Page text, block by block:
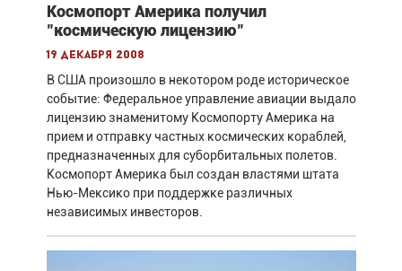
Космопорт Америка получил
"космическую лицензию"
19 декабря 2008
В США произошло в некотором роде историческое
событие: Федеральное управление авиации выдало
лицензию знаменитому Космопорту Америка на
прием и отправку частных космических кораблей,
предназначенных для суборбитальных полетов.
Космопорт Америка был создан властями штата
Нью-Мексико при поддержке различных
независимых инвесторов.